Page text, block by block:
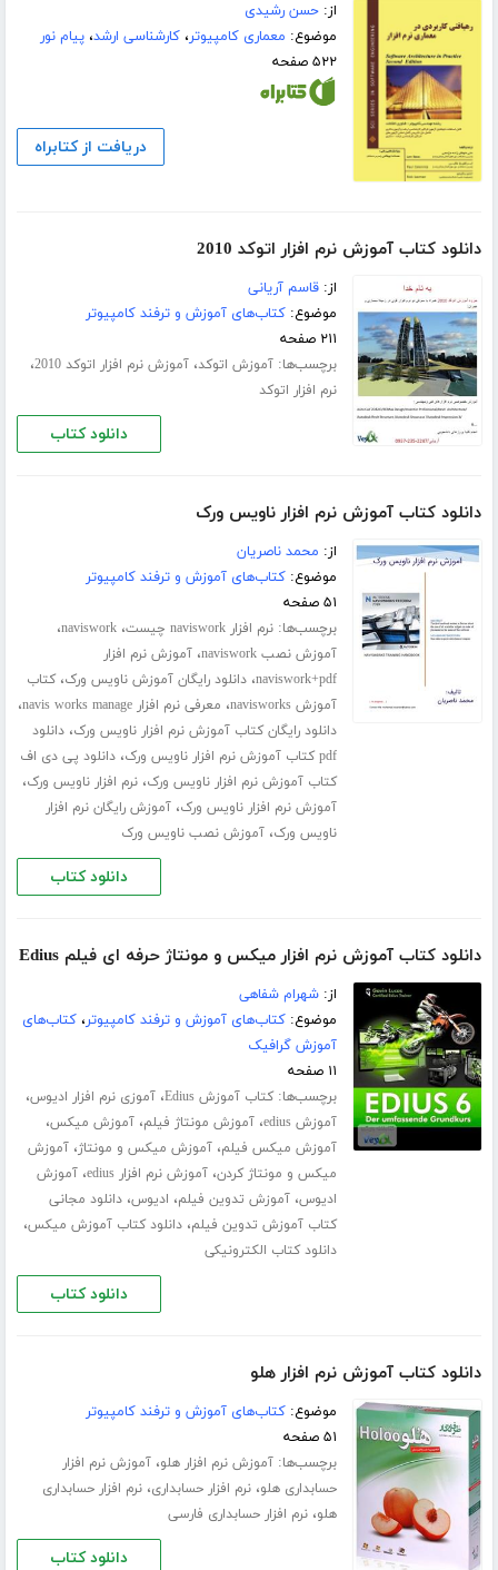
از:حسن رشیدی
موضوع: معماری کامپیوتر،کارشناسی ارشد،پیام نور
۵۲۲ صفحه
دریافت از کتابراه
دانلود کتاب آموزش نرم افزار اتوکد 2010
از:قاسم آریانی
موضوع:کتاب‌های آموزش و ترفند کامپیوتر
۲۱۱ صفحه
برچسب‌ها:آموزش اتوکد،آموزش نرم افزار اتوکد 2010 ،
نرم افزار اتوکد
دانلود کتاب
دانلود کتاب آموزش نرم افزار ناویس ورک
از: محمد ناصریان
موضوع:کتاب‌های آموزش و ترفند کامپیوتر
۵۱ صفحه
برچسب‌ها:نرم افزار naviswork چیست ،naviswork،
آموزش نصب naviswork ،آموزش نرم افزار
naviswork+pdf،دانلود رایگان آموزش ناویس ورک،کتاب
آموزش navisworks
، معرفی نرم افزار navis works manage ،
دانلود رایگان کتاب آموزش نرم افزار ناویس ورک،دانلود
pdf کتاب آموزش نرم افزار ناویس ورک
،دانلود پی دی اف
کتاب آموزش نرم افزار ناویس ورک،نرم افزار ناویس ورک،
آموزش نرم افزار ناویس ورک،آموزش رایگان نرم افزار
ناویس ورک،آموزش نصب ناویس ورک
دانلود کتاب
دانلود کتاب آموزش نرم افزار میکس و مونتاژ حرفه ای فیلم Edius
از:شهرام شفاهی
موضوع:کتاب‌های آموزش و ترفند کامپیوتر،کتاب‌های
آموزش گرافیک
۱۱ صفحه
برچسب‌ها:کتاب آموزش Edius ،آموزی نرم افزار ادیوس،
آموزش edius ،آموزش مونتاژ فیلم،آموزش میکس،
آموزش میکس فیلم،آموزش میکس و مونتاژ،آموزش
میکس و مونتاژ کردن،آموزش نرم افزار edius ،آموزش
ادیوس،آموزش تدوین فیلم، ادیوس،دانلود مجانی
کتاب آموزش تدوین فیلم،دانلود کتاب آموزش میکس،
دانلود کتاب الکترونیکی
دانلود کتاب
دانلود کتاب آموزش نرم افزار هلو
موضوع:کتاب‌های آموزش و ترفند کامپیوتر
۵۱ صفحه
برچسب‌ها:آموزش نرم افزار هلو،آموزش نرم افزار
حسابداری هلو،نرم افزار حسابداری،نرم افزار حسابداری
هلو،نرم افزار حسابداری فارسی
دانلود کتاب